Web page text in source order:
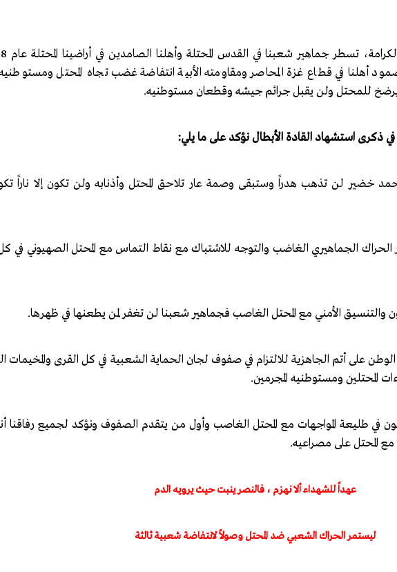
أهلنا في قطاع غزة المحاصر ومقاومته الأبية انتفاضة غضب تجاه المحتل ومستوطنيه
للمحتل ولن يقبل جرائم جيشه وقطعان مستوطنيه.
في ذكرى استشهاد القادة الأبطال نؤكد على ما يلي:
لن تذهب هدراً وستبقى وصمة عار تلاحق المحتل وأذنابه ولن تكون إلا ناراً
الجماهيري الغاضب والتوجه للاشتباك مع نقاط التماس مع المحتل الصهيوني في
الأمني مع المحتل الغاصب فجماهير شعبنا لن تغفر لمن يطعنها في ظهرها.
على أتم الجاهزية للالتزام في صفوف لجان الحماية الشعبية في كل القرى والمخيمات
المحتلين ومستوطنيه المجرمين.
طليعة المواجهات مع المحتل الغاصب وأول من يتقدم الصفوف ونؤكد لجميع رفاقنا
مع المحتل على مصراعيه.
عهداً للشهداء ألا نهزم ، فالنصر ينبت حيث يرويه الدم
ليستمر الحراك الشعبي ضد المحتل وصولاً لانتفاضة شعبية ثالثة